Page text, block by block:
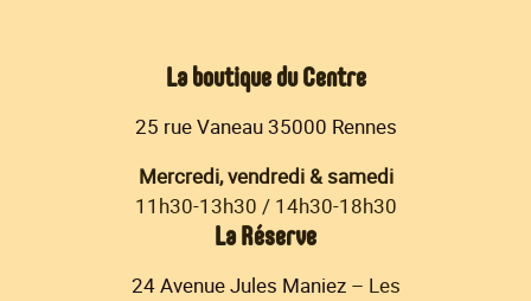
La boutique du Centre
25 rue Vaneau 35000 Rennes
Mercredi, vendredi & samedi
11h30-13h30 / 14h30-18h30
La Réserve
24 Avenue Jules Maniez– Les